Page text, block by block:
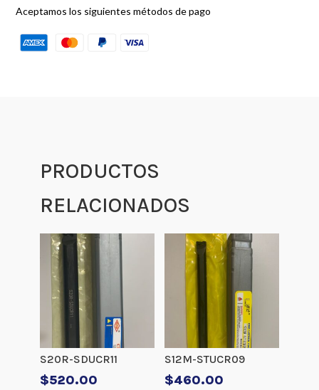
Aceptamos los siguientes métodos de pago
PRODUCTOS
RELACIONADOS
S20R-SDUCR11
$520.00
S12M-STUCR09
$460.00